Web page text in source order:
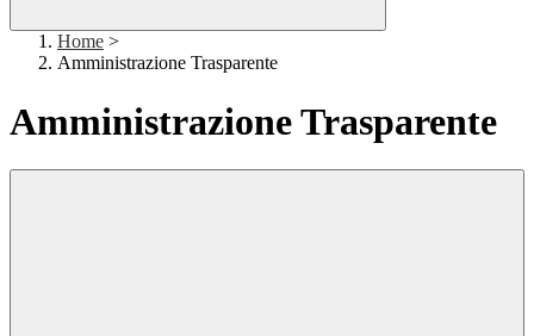
Home >
Amministrazione Trasparente
Amministrazione Trasparente